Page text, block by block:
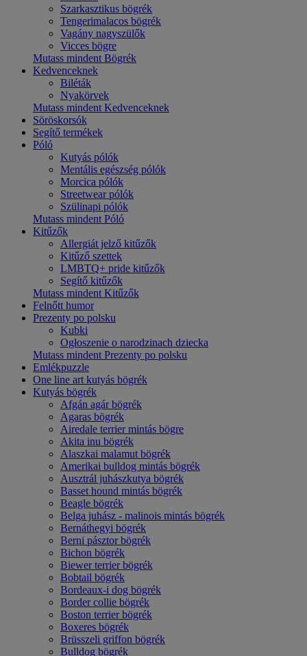
Szarkasztikus bögrék
Tengerimalacos bögrék
Vagány nagyszülők
Vicces bögre
Mutass mindent Bögrék
Kedvenceknek
Biléták
Nyakörvek
Mutass mindent Kedvenceknek
Söröskorsók
Segítő termékek
Póló
Kutyás pólók
Mentális egészség pólók
Morcica pólók
Streetwear pólók
Szülinapi pólók
Mutass mindent Póló
Kitűzők
Allergiát jelző kitűzők
Kitűző szettek
LMBTQ+ pride kitűzők
Segítő kitűzők
Mutass mindent Kitűzők
Felnőtt humor
Prezenty po polsku
Kubki
Ogłoszenie o narodzinach dziecka
Mutass mindent Prezenty po polsku
Emlékpuzzle
One line art kutyás bögrék
Kutyás bögrék
Afgán agár bögrék
Agaras bögrék
Airedale terrier mintás bögre
Akita inu bögrék
Alaszkai malamut bögrék
Amerikai bulldog mintás bögrék
Ausztrál juhászkutya bögrék
Basset hound mintás bögrék
Beagle bögrék
Belga juhász - malinois mintás bögrék
Bernáthegyi bögrék
Berni pásztor bögrék
Bichon bögrék
Biewer terrier bögrék
Bobtail bögrék
Bordeaux-i dog bögrék
Border collie bögrék
Boston terrier bögrék
Boxeres bögrék
Brüsszeli griffon bögrék
Bulldog bögrék